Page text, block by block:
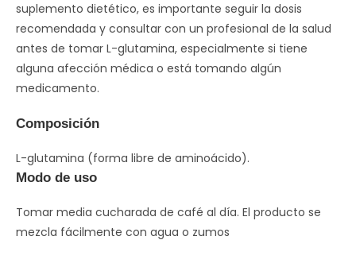
suplemento dietético, es importante seguir la dosis
recomendada y consultar con un profesional de la salud
antes de tomar L-glutamina, especialmente si tiene
alguna afección médica o está tomando algún
medicamento.
Composición
L-glutamina (forma libre de aminoácido).
Modo de uso
Tomar media cucharada de café al día. El producto se
mezcla fácilmente con agua o zumos